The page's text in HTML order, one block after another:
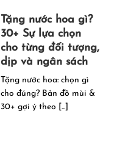
Tặng nước hoa gì?
30+ Sự lựa chọn
cho từng đối tượng,
dịp và ngân sách
Tặng nước hoa: chọn gì
cho đúng? Bản đồ mùi &
30+ gợi ý theo [...]